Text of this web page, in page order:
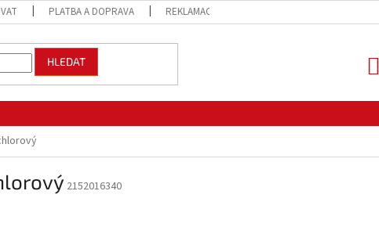
PLATBA A DOPRAVA REKLAMACE ZBOŽÍ
HLEDAT
2152016340